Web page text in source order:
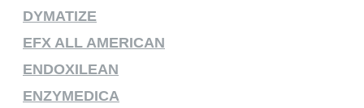
DYMATIZE
EFX ALL AMERICAN
ENDOXILEAN
ENZYMEDICA